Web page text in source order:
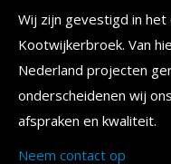
Wij zijn gevestigd in
Kootwijkerbroek. Van
Nederland projecten
onderscheidenen wij
afspraken en kwaliteit.
Neem contact op